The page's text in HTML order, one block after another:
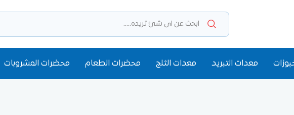
معدات التبريد معدات الثلج محضرات الطعام محضرات المشروبات